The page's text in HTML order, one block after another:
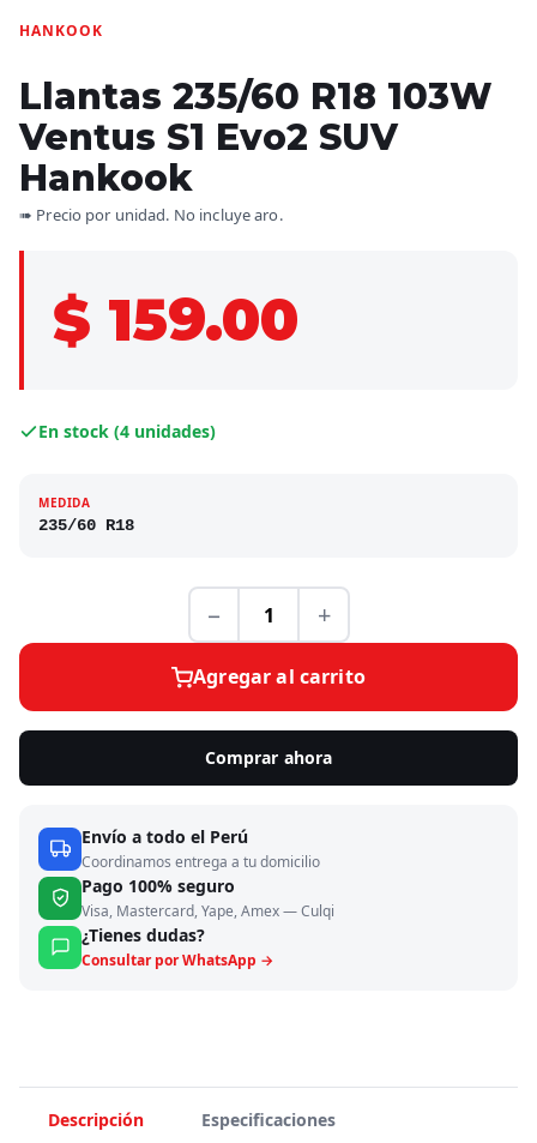
HANKOOK
Llantas 235/60 R18 103W
Ventus S1 Evo2 SUV
Hankook
➠ Precio por unidad. No incluye aro.
$ 159.00
En stock (4 unidades)
MEDIDA
235/60 R18
− +
Agregar al carrito
Comprar ahora
Envío a todo el Perú
Coordinamos entrega a tu domicilio
Pago 100% seguro
Visa, Mastercard, Yape, Amex — Culqi
¿Tienes dudas?
Consultar por WhatsApp →
Descripción Especificaciones